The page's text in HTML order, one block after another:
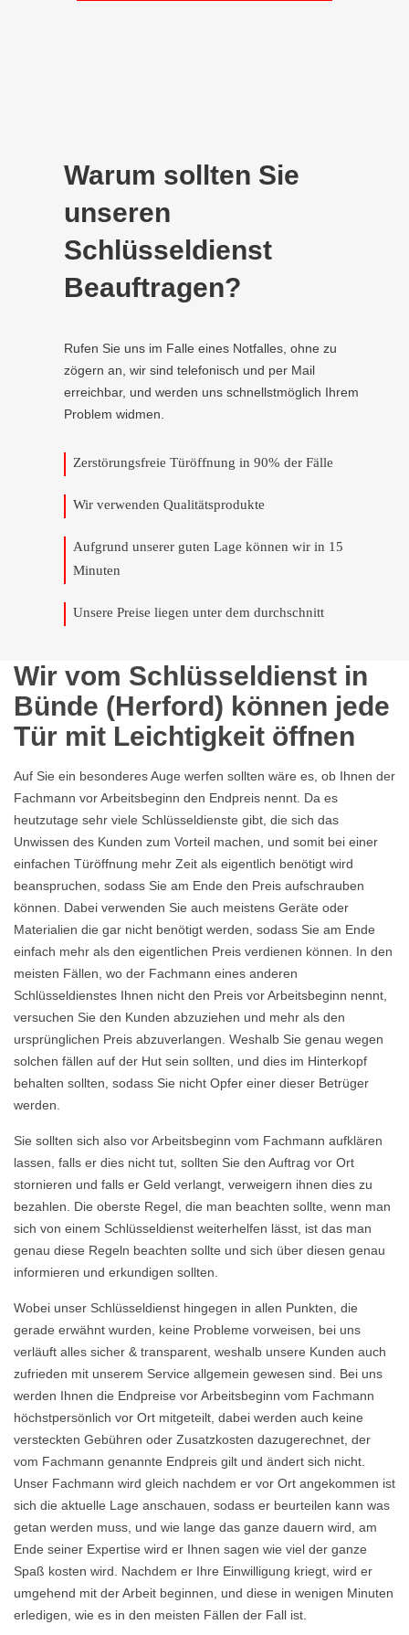
Warum sollten Sie
unseren
Schlüsseldienst
Beauftragen?
Rufen Sie uns im Falle eines Notfalles, ohne zu
zögern an, wir sind telefonisch und per Mail
erreichbar, und werden uns schnellstmöglich Ihrem
Problem widmen.
Zerstörungsfreie Türöffnung in 90% der Fälle
Wir verwenden Qualitätsprodukte
Aufgrund unserer guten Lage können wir in 15
Minuten
Unsere Preise liegen unter dem durchschnitt
Wir vom Schlüsseldienst in
Bünde (Herford) können jede
Tür mit Leichtigkeit öffnen
Auf Sie ein besonderes Auge werfen sollten wäre es, ob Ihnen der
Fachmann vor Arbeitsbeginn den Endpreis nennt. Da es
heutzutage sehr viele Schlüsseldienste gibt, die sich das
Unwissen des Kunden zum Vorteil machen, und somit bei einer
einfachen Türöffnung mehr Zeit als eigentlich benötigt wird
beanspruchen, sodass Sie am Ende den Preis aufschrauben
können. Dabei verwenden Sie auch meistens Geräte oder
Materialien die gar nicht benötigt werden, sodass Sie am Ende
einfach mehr als den eigentlichen Preis verdienen können. In den
meisten Fällen, wo der Fachmann eines anderen
Schlüsseldienstes Ihnen nicht den Preis vor Arbeitsbeginn nennt,
versuchen Sie den Kunden abzuziehen und mehr als den
ursprünglichen Preis abzuverlangen. Weshalb Sie genau wegen
solchen fällen auf der Hut sein sollten, und dies im Hinterkopf
behalten sollten, sodass Sie nicht Opfer einer dieser Betrüger
werden.
Sie sollten sich also vor Arbeitsbeginn vom Fachmann aufklären
lassen, falls er dies nicht tut, sollten Sie den Auftrag vor Ort
stornieren und falls er Geld verlangt, verweigern ihnen dies zu
bezahlen. Die oberste Regel, die man beachten sollte, wenn man
sich von einem Schlüsseldienst weiterhelfen lässt, ist das man
genau diese Regeln beachten sollte und sich über diesen genau
informieren und erkundigen sollten.
Wobei unser Schlüsseldienst hingegen in allen Punkten, die
gerade erwähnt wurden, keine Probleme vorweisen, bei uns
verläuft alles sicher & transparent, weshalb unsere Kunden auch
zufrieden mit unserem Service allgemein gewesen sind. Bei uns
werden Ihnen die Endpreise vor Arbeitsbeginn vom Fachmann
höchstpersönlich vor Ort mitgeteilt, dabei werden auch keine
versteckten Gebühren oder Zusatzkosten dazugerechnet, der
vom Fachmann genannte Endpreis gilt und ändert sich nicht.
Unser Fachmann wird gleich nachdem er vor Ort angekommen ist
sich die aktuelle Lage anschauen, sodass er beurteilen kann was
getan werden muss, und wie lange das ganze dauern wird, am
Ende seiner Expertise wird er Ihnen sagen wie viel der ganze
Spaß kosten wird. Nachdem er Ihre Einwilligung kriegt, wird er
umgehend mit der Arbeit beginnen, und diese in wenigen Minuten
erledigen, wie es in den meisten Fällen der Fall ist.